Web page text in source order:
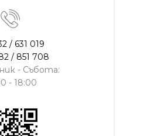
/ 631 019
/ 851 708
- Събота:
- 18:00